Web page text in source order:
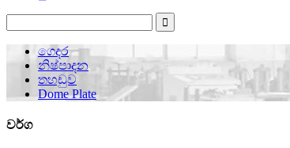
ගෙදර
නිෂ්පාදන
තහඩුව
Dome Plate
වර්ග